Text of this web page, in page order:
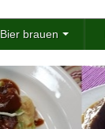
Bier brauen